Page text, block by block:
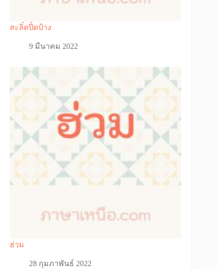
สะลิ๋ดปิ๋ดป้าง
9 มีนาคม 2022
ฮ่วม
28 กุมภาพันธ์ 2022